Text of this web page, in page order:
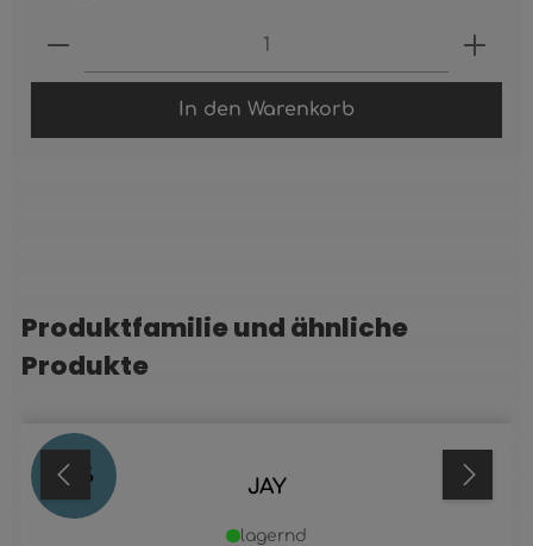
Produkt Anzahl: Gib den
In den Warenkorb
Produktgalerie überspringen
Produktfamilie und ähnliche
Produkte
25 % JAY
lagernd